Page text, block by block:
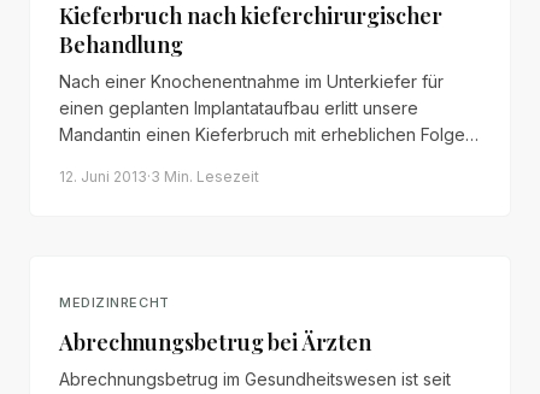
Kieferbruch nach kieferchirurgischer
Behandlung
Nach einer Knochenentnahme im Unterkiefer für
einen geplanten Implantataufbau erlitt unsere
Mandantin einen Kieferbruch mit erheblichen Folgen.
Behandlungsfehler – die Haftpflichtversicherung
12. Juni 2013·3 Min. Lesezeit
MEDIZINRECHT
Abrechnungsbetrug bei Ärzten
Abrechnungsbetrug im Gesundheitswesen ist seit